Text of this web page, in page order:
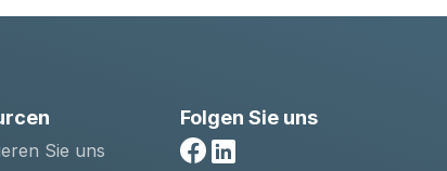
Sie uns
Folgen Sie uns